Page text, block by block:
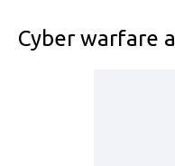
Cyber warfare